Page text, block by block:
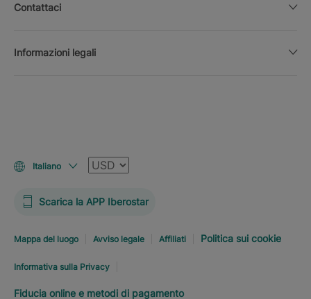
Contattaci
Informazioni legali
Italiano Valuta
Scarica la APP Iberostar
Mappa del luogo Avviso legale Affiliati Politica sui cookie
Informativa sulla Privacy
Fiducia online e metodi di pagamento